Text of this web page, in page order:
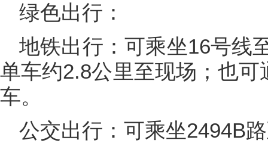
绿色出行：
地铁出行：可乘坐16号线
单车约2.8公里至现场；也可
车。
公交出行：可乘坐2494B